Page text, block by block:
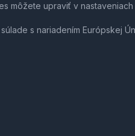
môžete upraviť v nastaveniach
s nariadením Európskej